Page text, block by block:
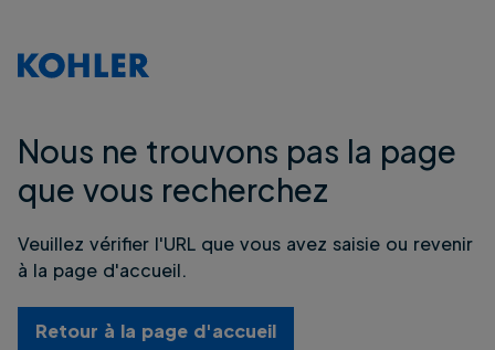
Nous ne trouvons pas la page
que vous recherchez
Veuillez vérifier l'URL que vous avez saisie ou revenir
à la page d'accueil.
Retour à la page d'accueil